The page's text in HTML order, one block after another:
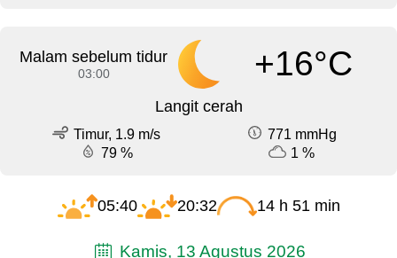
Malam sebelum tidur
03:00 +16°C
Langit cerah
Timur, 1.9 m/s
771 mmHg
79 %
1 %
05:40 20:32 14 h 51 min
Kamis, 13 Agustus 2026